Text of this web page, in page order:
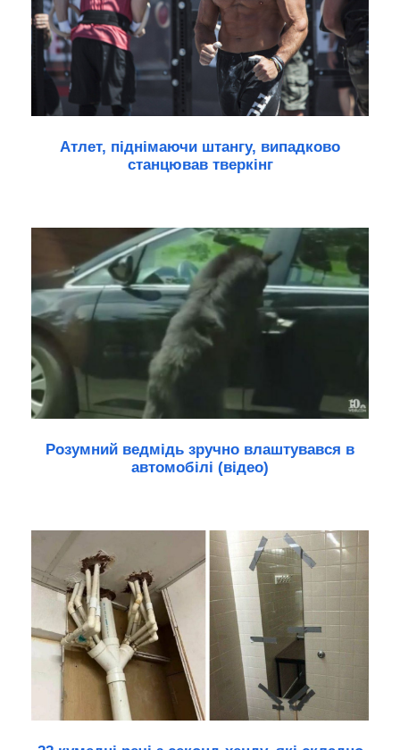
Атлет, піднімаючи штангу, випадково
станцював тверкінг
Розумний ведмідь зручно влаштувався в
автомобілі (відео)